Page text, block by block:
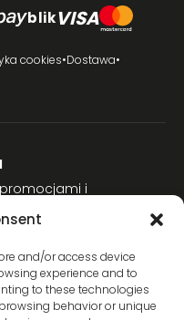
and/or access device
experience and to
to these technologies
behavior or unique
blikVISA
cookies•Dostawa•
i
nart.